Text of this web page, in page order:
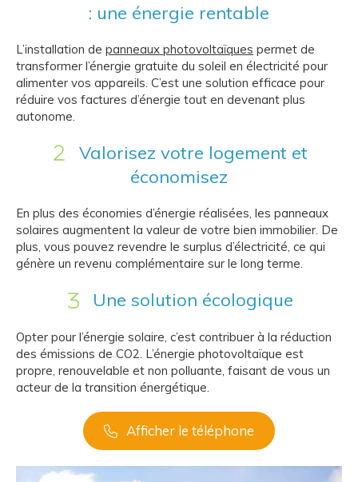
: une énergie rentable
L’installation de panneaux photovoltaïques permet de
transformer l’énergie gratuite du soleil en électricité pour
alimenter vos appareils. C’est une solution efficace pour
réduire vos factures d’énergie tout en devenant plus
autonome.
Valorisez votre logement et
économisez
En plus des économies d’énergie réalisées, les panneaux
solaires augmentent la valeur de votre bien immobilier. De
plus, vous pouvez revendre le surplus d’électricité, ce qui
génère un revenu complémentaire sur le long terme.
Une solution écologique
Opter pour l’énergie solaire, c’est contribuer à la réduction
des émissions de CO2. L’énergie photovoltaïque est
propre, renouvelable et non polluante, faisant de vous un
acteur de la transition énergétique.
Afficher le téléphone